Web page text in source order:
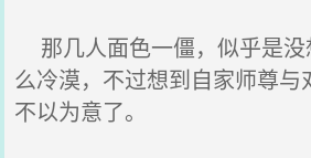
那几人面色一僵，似乎是没
么冷漠，不过想到自家师尊与
不以为意了。